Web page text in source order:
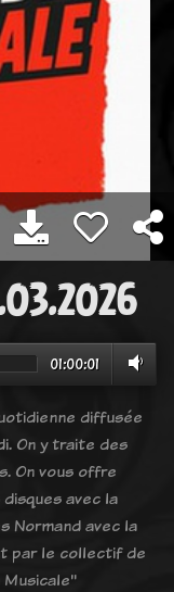
01:00:01
diffusée
On y traite des
On vous offre
avec la
Normand avec la
par le collectif de
Musicale"